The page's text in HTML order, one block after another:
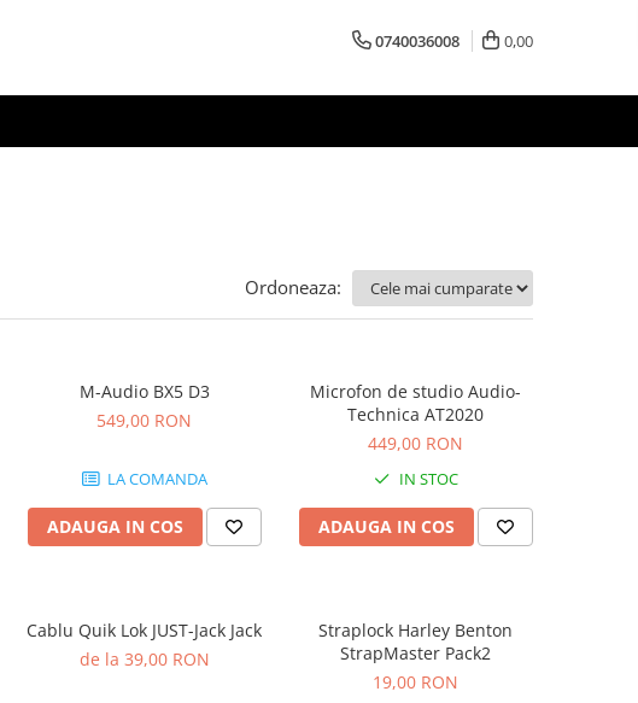
0740036008 0,00
Ordoneaza:
M-Audio BX5 D3
549,00 RON
LA COMANDA
ADAUGA IN COS
Microfon de studio Audio-
Technica AT2020
449,00 RON
IN STOC
ADAUGA IN COS
Cablu Quik Lok JUST-Jack Jack
de la 39,00 RON
Straplock Harley Benton
StrapMaster Pack2
19,00 RON